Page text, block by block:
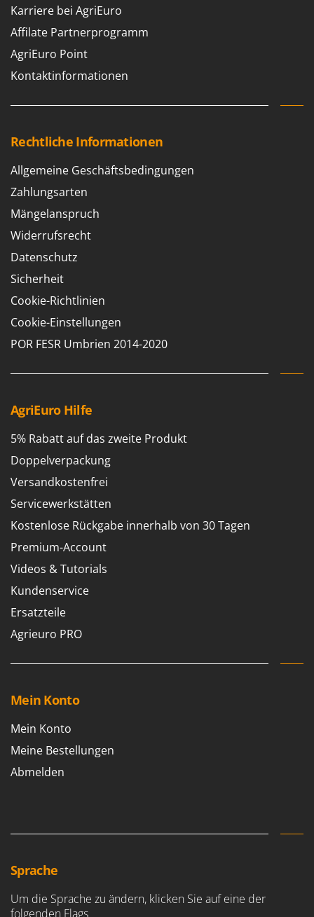
Pramac
Prismafood
R
R.G.V.
Redback
Resto Italia
Ritter
Rover Pompe
Royal Food
Ryobi
Santos
Sbaraglia
Schnitzer
Seven Italy
Shindaiwa
Silky
Snapper
Spice Electronics
Spiralmac
Spring Protezione
Spyro
Stocker
T
Tecla
Karriere bei AgriEuro
Affilate Partnerprogramm
AgriEuro Point
Kontaktinformationen
Rechtliche Informationen
Allgemeine Geschäftsbedingungen
Zahlungsarten
Mängelanspruch
Widerrufsrecht
Datenschutz
Sicherheit
Cookie-Richtlinien
Cookie-Einstellungen
POR FESR Umbrien 2014-2020
AgriEuro Hilfe
5% Rabatt auf das zweite Produkt
Doppelverpackung
Versandkostenfrei
Servicewerkstätten
Kostenlose Rückgabe innerhalb von 30 Tagen
Premium-Account
Videos & Tutorials
Kundenservice
Ersatzteile
Agrieuro PRO
Mein Konto
Mein Konto
Meine Bestellungen
Abmelden
Sprache
Um die Sprache zu ändern, klicken Sie auf eine der
folgenden Flags